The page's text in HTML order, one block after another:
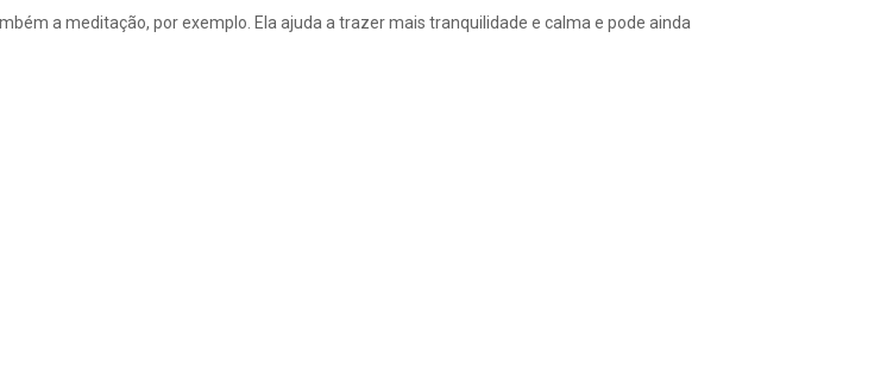
a meditação, por exemplo. Ela ajuda a trazer mais tranquilidade e calma e pode ainda